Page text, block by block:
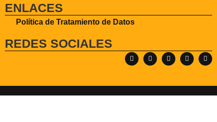
ENLACES
Política de Tratamiento de Datos
REDES SOCIALES